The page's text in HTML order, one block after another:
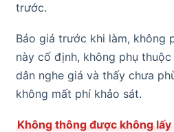
trước.
Báo giá trước khi làm, không
này cố định, không phụ
dân nghe giá và thấy chưa
không mất phí khảo sát.
Không thông được không lấy